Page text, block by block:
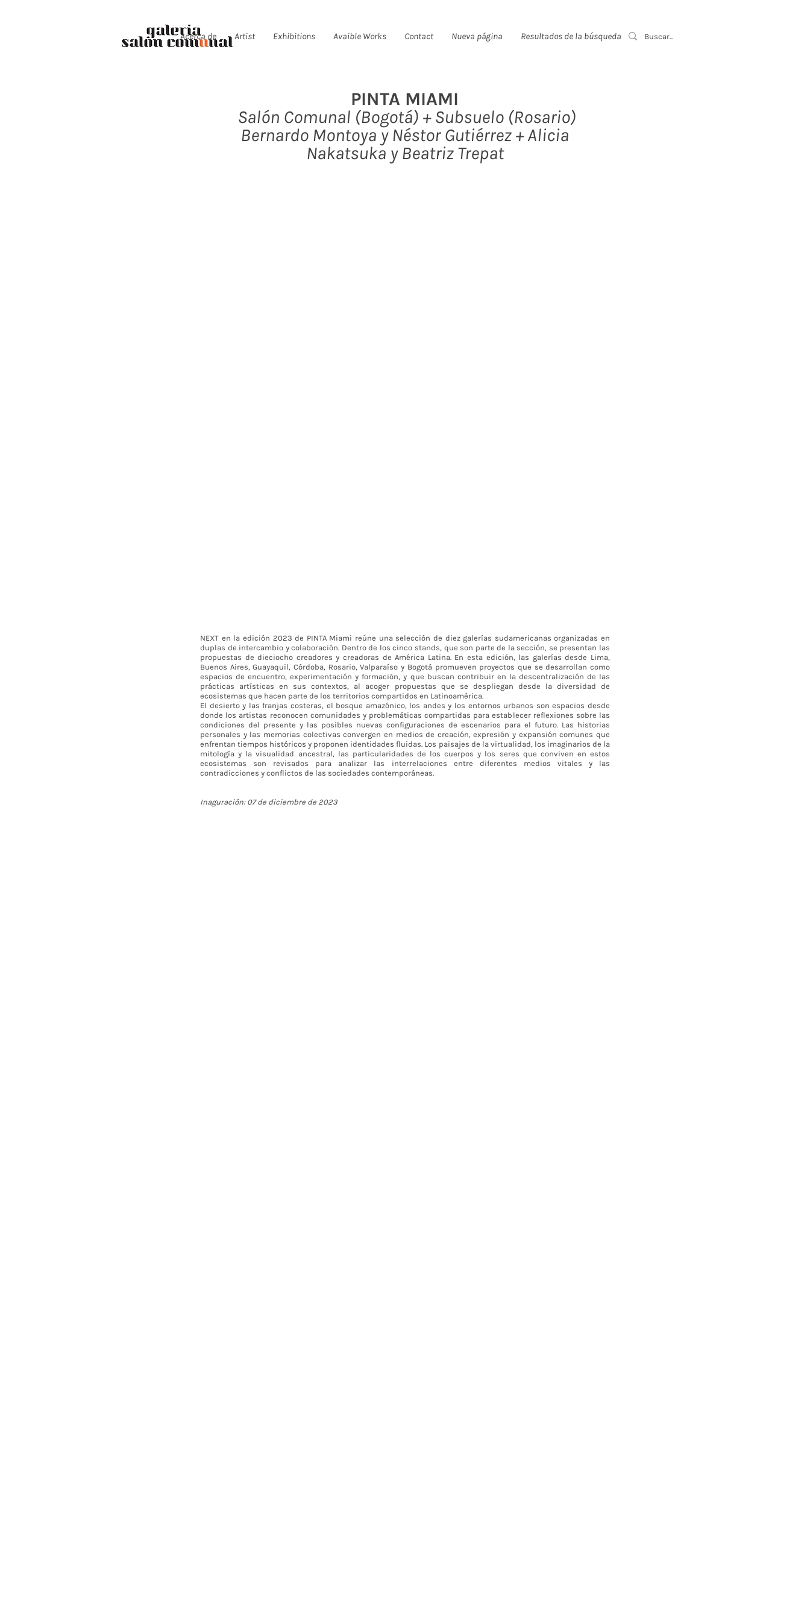
Acerca de Artist Exhibitions Avaible Works Contact Nueva página Resultados de la búsqueda Event List
PINTA MIAMI
Salón Comunal (Bogotá) + Subsuelo (Rosario)
Bernardo Montoya y Néstor Gutiérrez + Alicia
Nakatsuka y Beatriz Trepat
NEXT en la edición 2023 de PINTA Miami reúne una selección de diez galerías sudamericanas organizadas en
duplas de intercambio y colaboración. Dentro de los cinco stands, que son parte de la sección, se presentan las
propuestas de dieciocho creadores y creadoras de América Latina. En esta edición, las galerías desde Lima,
Buenos Aires, Guayaquil, Córdoba, Rosario, Valparaíso y Bogotá promueven proyectos que se desarrollan como
espacios de encuentro, experimentación y formación, y que buscan contribuir en la descentralización de las
prácticas artísticas en sus contextos, al acoger propuestas que se despliegan desde la diversidad de
ecosistemas que hacen parte de los territorios compartidos en Latinoamérica.
El desierto y las franjas costeras, el bosque amazónico, los andes y los entornos urbanos son espacios desde
donde los artistas reconocen comunidades y problemáticas compartidas para establecer reflexiones sobre las
condiciones del presente y las posibles nuevas configuraciones de escenarios para el futuro. Las historias
personales y las memorias colectivas convergen en medios de creación, expresión y expansión comunes que
enfrentan tiempos históricos y proponen identidades fluidas. Los paisajes de la virtualidad, los imaginarios de la
mitología y la visualidad ancestral, las particularidades de los cuerpos y los seres que conviven en estos
ecosistemas son revisados para analizar las interrelaciones entre diferentes medios vitales y las
contradicciones y conflictos de las sociedades contemporáneas.
Inaguración: 07 de diciembre de 2023